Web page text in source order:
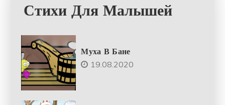
Стихи Для Малышей
Муха В Бане
19.08.2020